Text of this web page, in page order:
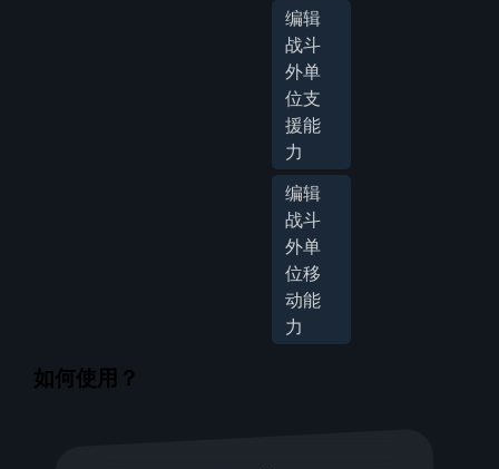
编辑
战斗
外单
位支
援能
力
编辑
战斗
外单
位移
动能
力
如何使用？